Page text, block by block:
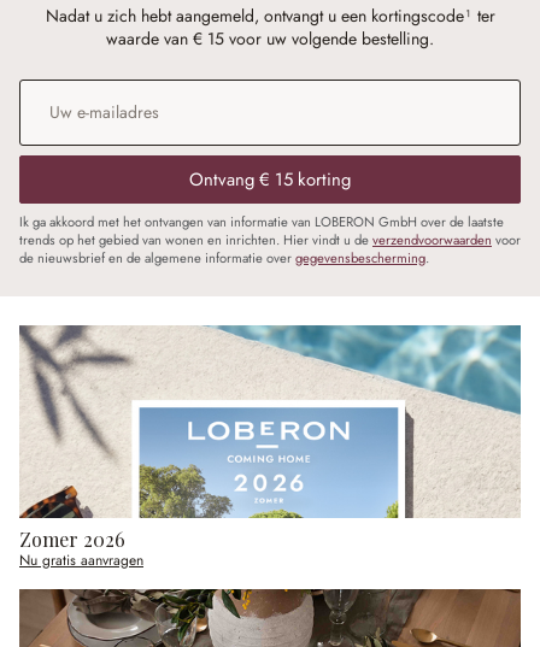
Nadat u zich hebt aangemeld, ontvangt u een kortingscode¹ ter
waarde van € 15 voor uw volgende bestelling.
E-mailadres
Ontvang € 15 korting
Ik ga akkoord met het ontvangen van informatie van LOBERON GmbH over de laatste
trends op het gebied van wonen en inrichten. Hier vindt u deverzendvoorwaarden voor
de nieuwsbrief en de algemene informatie overgegevensbescherming.
Zomer 2026
Nu gratis aanvragen